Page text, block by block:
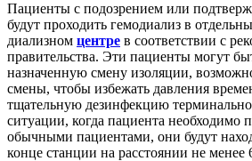
Пациенты с подозрением или
будут проходить гемодиализ в
диализном центре в соответствии с
правительства. Эти пациенты могут
назначенную смену изоляции,
смены, чтобы избежать давления
тщательную дезинфекцию
ситуации, когда пациента необходимо
обычными пациентами, они будут
конце станции на расстоянии не менее